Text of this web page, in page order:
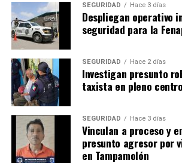
SEGURIDAD Hace 3 días
Despliegan operativo
seguridad para la
SEGURIDAD Hace 2 días
Investigan presunto
taxista en pleno
SEGURIDAD Hace 3 días
Vinculan a proceso y
presunto agresor por
en Tampamolón